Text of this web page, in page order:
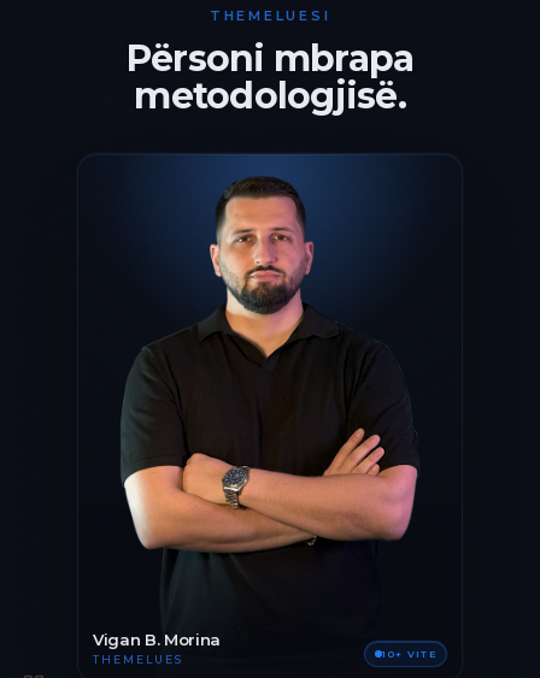
THEMELUESI
Përsoni mbrapa
metodologjisë.
Vigan B. Morina
THEMELUES 10+ VITE